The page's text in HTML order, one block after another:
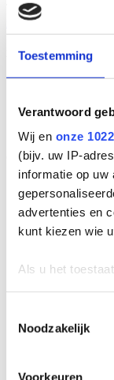
Toestemming
Verantwoord
Wij en onze
(bijv. uw IP-
informatie op uw
advertenties en
kunt kiezen wie
Als u het
Uw
Lees meer over
Noodzakelijk
Voorkeuren
T:013-5239300
info@lopital.nl
Lopital services
Oplossingen
Op de hoogte blijven